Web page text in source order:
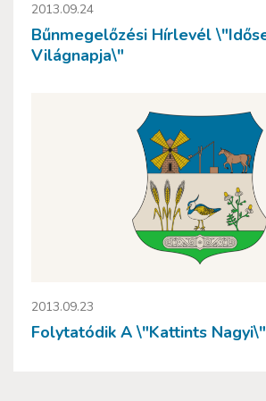
2013.09.24
Bűnmegelőzési Hírlevél
Világnapja\"
2013.09.23
Folytatódik A \"Kattints